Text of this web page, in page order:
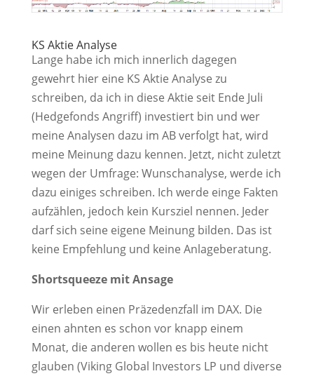
KS Aktie Analyse
Lange habe ich mich innerlich dagegen
gewehrt hier eine KS Aktie Analyse zu
schreiben, da ich in diese Aktie seit Ende Juli
(Hedgefonds Angriff) investiert bin und wer
meine Analysen dazu im AB verfolgt hat, wird
meine Meinung dazu kennen. Jetzt, nicht zuletzt
wegen der Umfrage: Wunschanalyse, werde ich
dazu einiges schreiben. Ich werde einge Fakten
aufzählen, jedoch kein Kursziel nennen. Jeder
darf sich seine eigene Meinung bilden. Das ist
keine Empfehlung und keine Anlageberatung.
Shortsqueeze mit Ansage
Wir erleben einen Präzedenzfall im DAX. Die
einen ahnten es schon vor knapp einem
Monat, die anderen wollen es bis heute nicht
glauben (Viking Global Investors LP und diverse